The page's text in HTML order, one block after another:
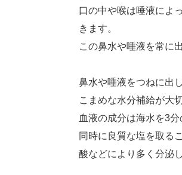
口の中や喉は唾液によ
きます。
この鼻水や唾液を常に
鼻水や唾液をつねに出
こまめな水分補給が大
血液の成分は海水を3
同時に良質な塩を取る
酸などにより多く分泌